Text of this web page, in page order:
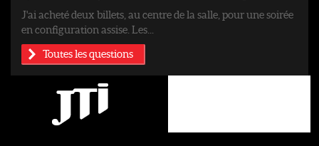
J'ai acheté deux billets, au centre de la salle, pour une soirée
en configuration assise. Les...
Toutes les questions